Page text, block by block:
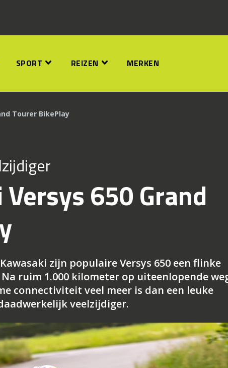
SPORT REIZEN MERKEN
Tourer BikePlay
650 Grand
zijn populaire Versys 650 een flinke
ruim 1.000 kilometer op uiteenlopende
connectiviteit veel meer is dan een leuke
veelzijdiger.